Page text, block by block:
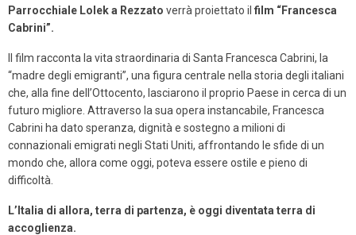
Parrocchiale Lolek a Rezzato verrà proiettato il film “Francesca
Cabrini”.
Il film racconta la vita straordinaria di Santa Francesca Cabrini, la
“madre degli emigranti”, una figura centrale nella storia degli italiani
che, alla fine dell’Ottocento, lasciarono il proprio Paese in cerca di un
futuro migliore. Attraverso la sua opera instancabile, Francesca
Cabrini ha dato speranza, dignità e sostegno a milioni di
connazionali emigrati negli Stati Uniti, affrontando le sfide di un
mondo che, allora come oggi, poteva essere ostile e pieno di
difficoltà.
L’Italia di allora, terra di partenza, è oggi diventata terra di
accoglienza.